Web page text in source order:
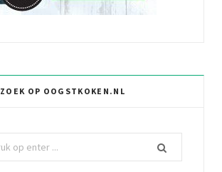
ZOEK OP OOGSTKOKEN.NL